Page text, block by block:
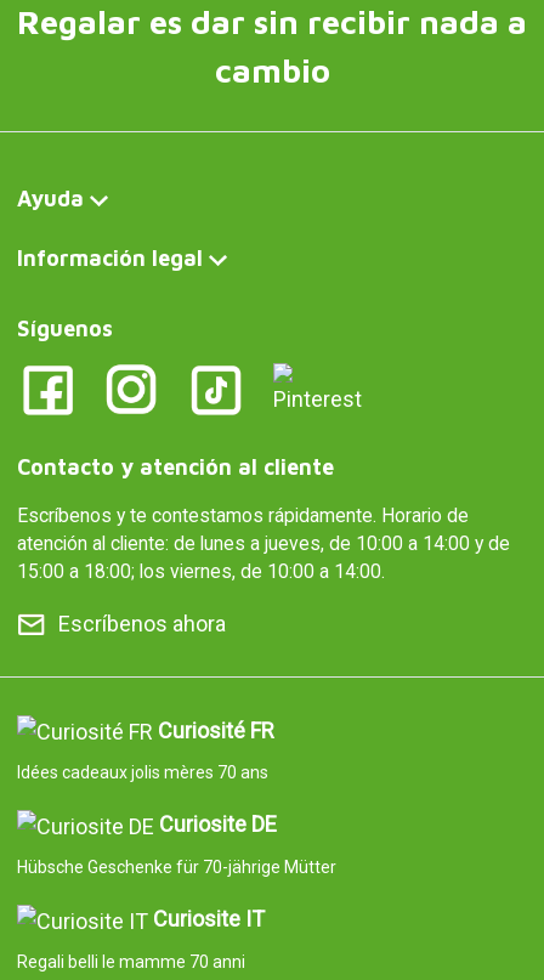
Regalar es dar sin recibir nada a
cambio
Ayuda
Información legal
Síguenos
Contacto y atención al cliente
Escríbenos y te contestamos rápidamente. Horario de
atención al cliente: de lunes a jueves, de 10:00 a 14:00 y de
15:00 a 18:00; los viernes, de 10:00 a 14:00.
Escríbenos ahora
Curiosité FR
Idées cadeaux jolis mères 70 ans
Curiosite DE
Hübsche Geschenke für 70-jährige Mütter
Curiosite IT
Regali belli le mamme 70 anni